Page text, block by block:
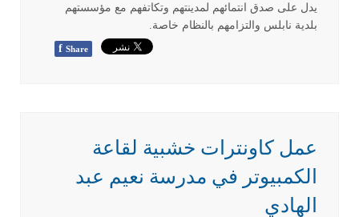
يدل على صدق انتمائهم لمدينتهم وتكاتفهم مع مؤسستهم
بلدية نابلس والتزامهم بالنظام خاصة.
f Share
عمل كاونترات خشبية لقاعة
الكمبيوتر في مدرسة نعيم عبد
الهادي